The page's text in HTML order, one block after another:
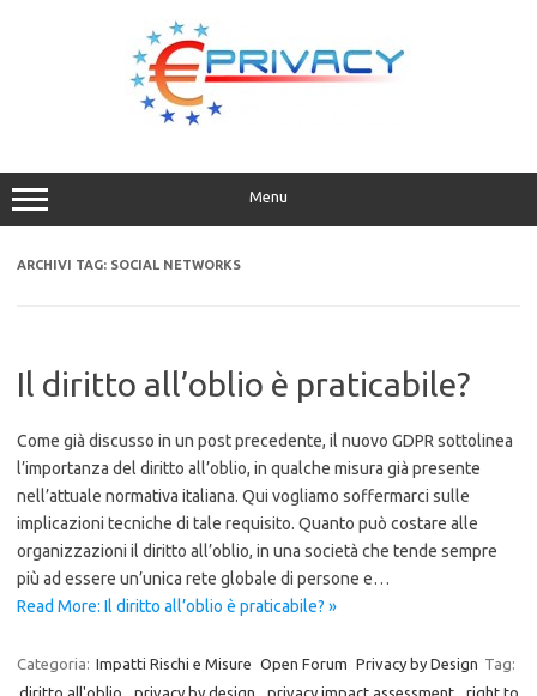
Menu
ARCHIVI TAG: SOCIAL NETWORKS
Il diritto all’oblio è praticabile?
Come già discusso in un post precedente, il nuovo GDPR sottolinea
l’importanza del diritto all’oblio, in qualche misura già presente
nell’attuale normativa italiana. Qui vogliamo soffermarci sulle
implicazioni tecniche di tale requisito. Quanto può costare alle
organizzazioni il diritto all’oblio, in una società che tende sempre
più ad essere un’unica rete globale di persone e…
Read More: Il diritto all’oblio è praticabile? »
Categoria: Impatti Rischi e Misure Open Forum Privacy by Design Tag:
diritto all'oblio , privacy by design , privacy impact assessment, right to